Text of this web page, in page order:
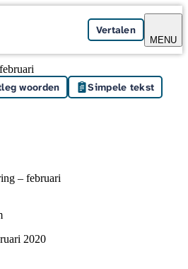
Vertalen
MENU
woorden Simpele tekst
– februari
2020